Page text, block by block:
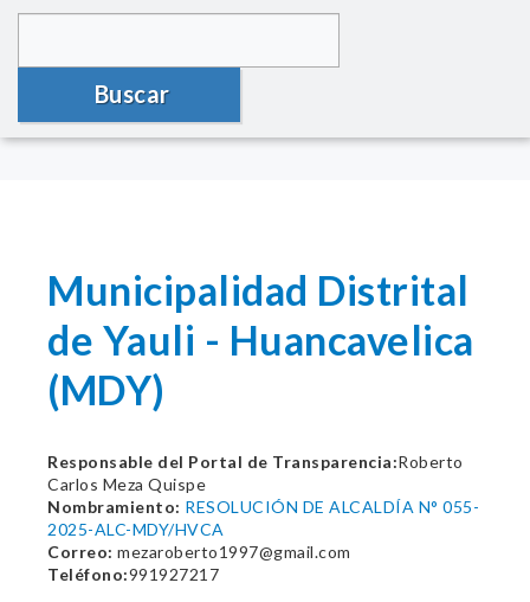
Buscar
Municipalidad Distrital
de Yauli - Huancavelica
(MDY)
Responsable del Portal de Transparencia:Roberto
Carlos Meza Quispe
Nombramiento: RESOLUCIÓN DE ALCALDÍA N° 055-
2025-ALC-MDY/HVCA
Correo: mezaroberto1997@gmail.com
Teléfono:991927217